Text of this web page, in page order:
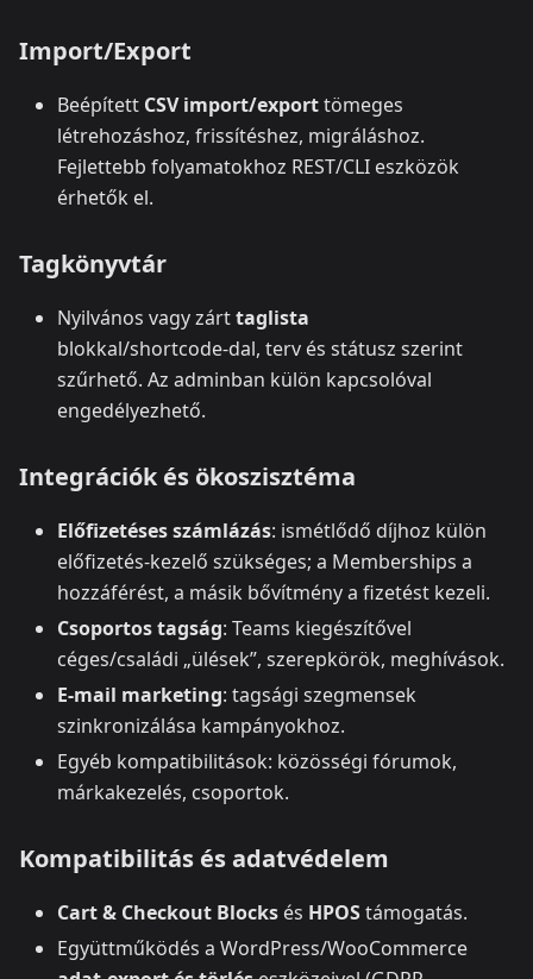
Import/Export
Beépített CSV import/exporttömeges
létrehozáshoz, frissítéshez, migráláshoz.
Fejlettebb folyamatokhoz REST/CLI eszközök
érhetők el.
Tagkönyvtár
Nyilvános vagy zárttaglista
blokkal/shortcode‑dal, terv és státusz szerint
szűrhető. Az adminban külön kapcsolóval
engedélyezhető.
Integrációk és ökoszisztéma
Előfizetéses számlázás: ismétlődő díjhoz külön
előfizetés-kezelő szükséges; a Memberships a
hozzáférést, a másik bővítmény a fizetést kezeli.
Csoportos tagság: Teams kiegészítővel
céges/családi „ülések”, szerepkörök, meghívások.
E‑mail marketing: tagsági szegmensek
szinkronizálása kampányokhoz.
Egyéb kompatibilitások: közösségi fórumok,
márkakezelés, csoportok.
Kompatibilitás és adatvédelem
Cart & Checkout Blocks és HPOStámogatás.
Együttműködés a WordPress/WooCommerce